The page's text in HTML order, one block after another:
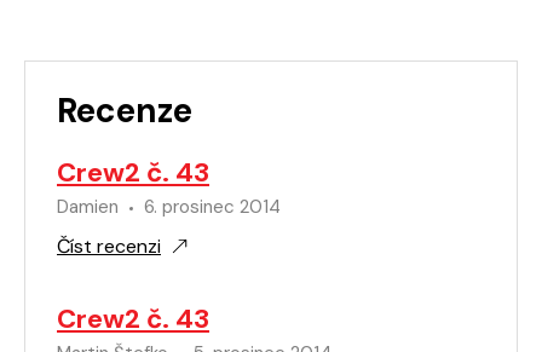
Recenze
Crew2 č. 43
Damien 6. prosinec 2014
Číst recenzi
Crew2 č. 43